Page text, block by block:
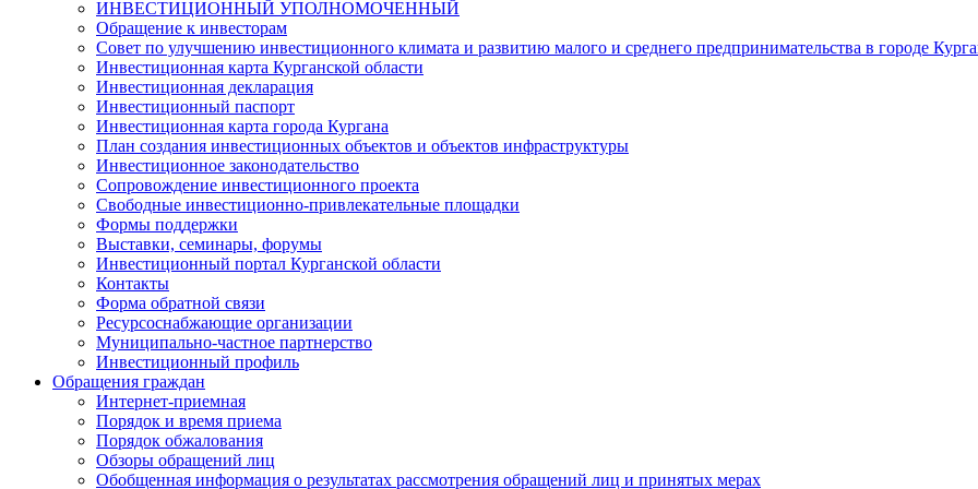
ИНВЕСТИЦИОННЫЙ УПОЛНОМОЧЕННЫЙ
Обращение к инвесторам
Совет по улучшению инвестиционного климата и развитию малого и среднего предпринимательства в городе
Инвестиционная карта Курганской области
Инвестиционная декларация
Инвестиционный паспорт
Инвестиционная карта города Кургана
План создания инвестиционных объектов и объектов инфраструктуры
Инвестиционное законодательство
Сопровождение инвестиционного проекта
Свободные инвестиционно-привлекательные площадки
Формы поддержки
Выставки, семинары, форумы
Инвестиционный портал Курганской области
Контакты
Форма обратной связи
Ресурсоснабжающие организации
Муниципально-частное партнерство
Инвестиционный профиль
Обращения граждан
Интернет-приемная
Порядок и время приема
Порядок обжалования
Обзоры обращений лиц
Обобщенная информация о результатах рассмотрения обращений лиц и принятых мерах